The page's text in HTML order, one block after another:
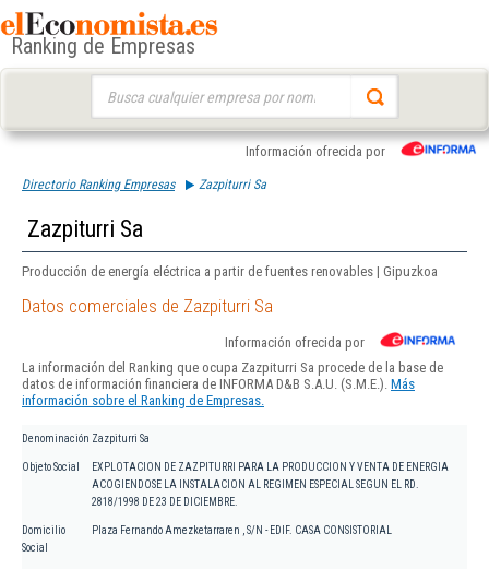
Ranking de Empresas
Información ofrecida por
Directorio Ranking Empresas Zazpiturri Sa
Zazpiturri Sa
Producción de energía eléctrica a partir de fuentes renovables | Gipuzkoa
Datos comerciales de Zazpiturri Sa
Información ofrecida por
La información del Ranking que ocupa Zazpiturri Sa procede de la base de
datos de información financiera de INFORMA D&B S.A.U. (S.M.E.). Más
información sobre el Ranking de Empresas.
Denominación Zazpiturri Sa
Objeto Social
EXPLOTACION DE ZAZPITURRI PARA LA PRODUCCION Y VENTA DE ENERGIA
ACOGIENDOSE LA INSTALACION AL REGIMEN ESPECIAL SEGUN EL RD.
2818/1998 DE 23 DE DICIEMBRE.
Domicilio
Social
Plaza Fernando Amezketarraren , S/N - EDIF. CASA CONSISTORIAL